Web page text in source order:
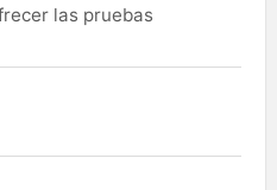
las pruebas